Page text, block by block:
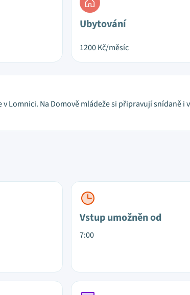
Ubytování
1200Kč/měsíc
Lomnici. Na Domově mládeže si připravují snídaně i
Vstup umožněn od
7:00